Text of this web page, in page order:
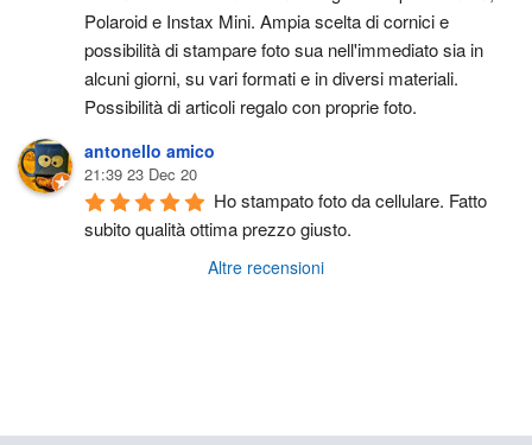
Polaroid e Instax Mini. Ampia scelta di cornici e
possibilità di stampare foto sua nell'immediato sia in
alcuni giorni, su vari formati e in diversi materiali.
Possibilità di articoli regalo con proprie foto.
antonello amico
21:39 23 Dec 20
Ho stampato foto da cellulare. Fatto
subito qualità ottima prezzo giusto.
Altre recensioni